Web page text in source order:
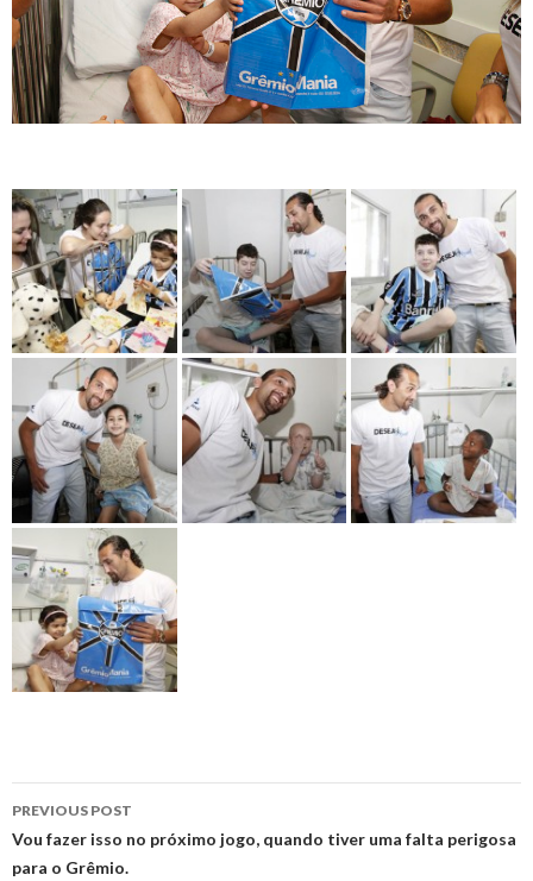
Post
navigation
PREVIOUS POST
Vou fazer isso no próximo jogo, quando tiver uma falta perigosa
para o Grêmio.